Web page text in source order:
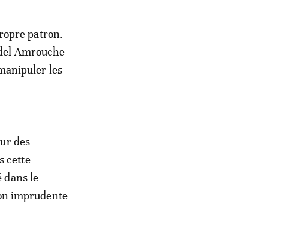
patron.
Amrouche
les
des
cette
dans le
imprudente